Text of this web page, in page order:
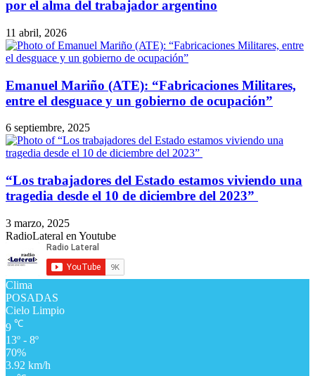
por el alma del trabajador argentino
11 abril, 2026
Emanuel Mariño (ATE): “Fabricaciones Militares,
entre el desguace y un gobierno de ocupación”
6 septiembre, 2025
​“Los trabajadores del Estado estamos viviendo una
tragedia desde el 10 de diciembre del 2023”
3 marzo, 2025
RadioLateral en Youtube
Clima
POSADAS
Cielo Limpio
9 ℃
13º - 8º
70%
3.92 km/h